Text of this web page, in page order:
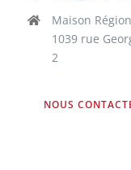
Maison
1039 rue
2
NOUS